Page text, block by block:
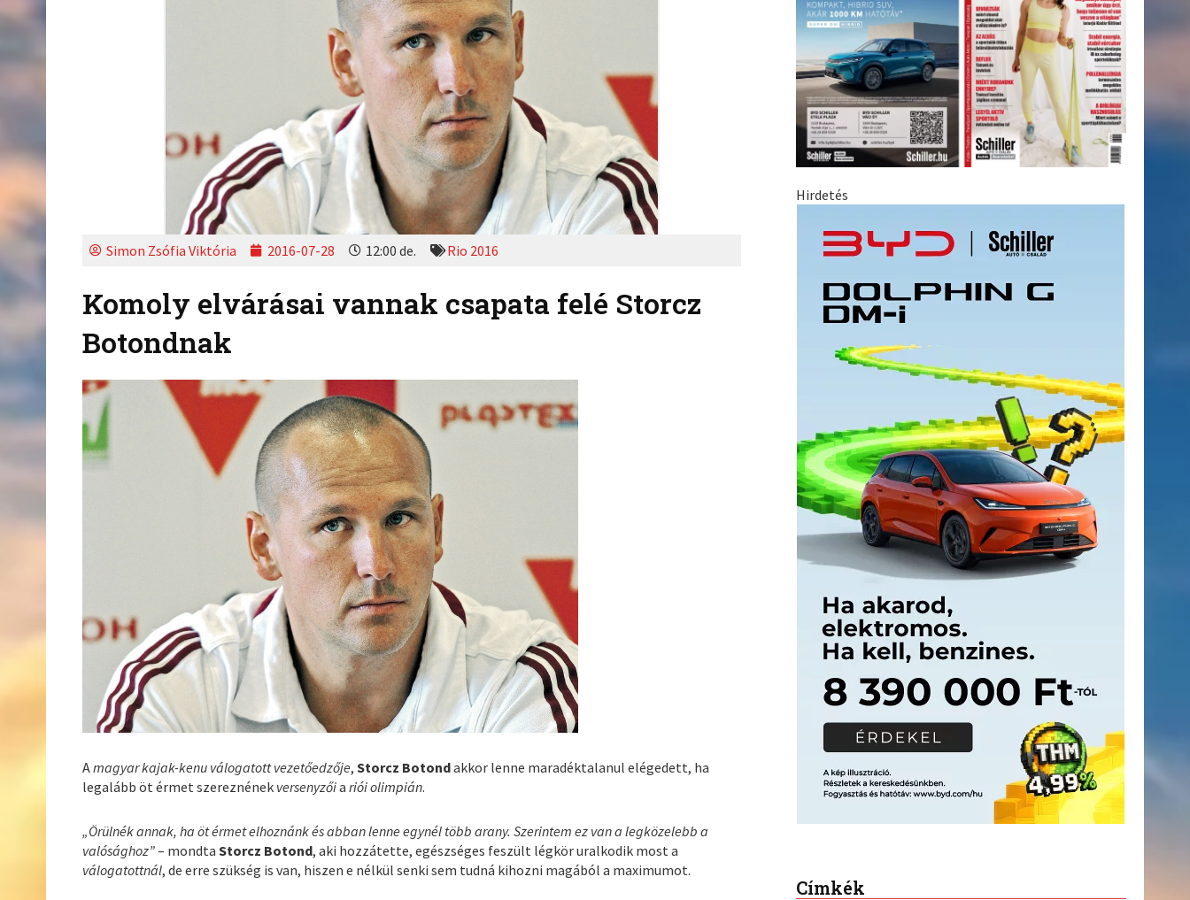
Simon Zsófia Viktória 2016-07-28 12:00 de. Rio 2016
Komoly elvárásai vannak csapata felé Storcz
Botondnak
Amagyar kajak-kenu válogatott vezetőedzője,Storcz Botondakkor lenne maradéktalanul elégedett, ha
legalább öt érmet szereznének versenyzőiariói olimpián.
„Örülnék annak, ha öt érmet elhoznánk és abban lenne egynél több arany. Szerintem ez van a legközelebb a
valósághoz”– mondtaStorcz Botond, aki hozzátette, egészséges feszült légkör uralkodik most a
válogatottnál, de erre szükség is van, hiszen e nélkül senki sem tudná kihozni magából a maximumot.
Hirdetés
Címkék